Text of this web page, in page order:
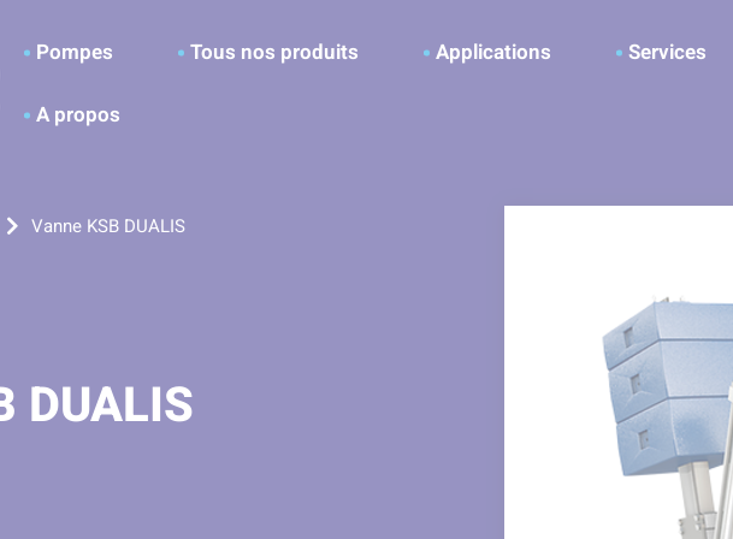
Pompes
Tous nos produits Applications Services
A propos
Vanne KSB DUALIS
DUALIS